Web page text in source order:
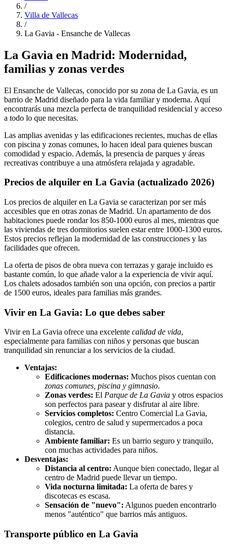
/
Villa de Vallecas
/
La Gavia - Ensanche de Vallecas
La Gavia en Madrid: Modernidad,
familias y zonas verdes
El Ensanche de Vallecas, conocido por su zona de La Gavia, es un
barrio de Madrid diseñado para la vida familiar y moderna. Aquí
encontrarás una mezcla perfecta de tranquilidad residencial y acceso
a todo lo que necesitas.
Las amplias avenidas y las edificaciones recientes, muchas de ellas
con piscina y zonas comunes, lo hacen ideal para quienes buscan
comodidad y espacio. Además, la presencia de parques y áreas
recreativas contribuye a una atmósfera relajada y agradable.
Precios de alquiler en La Gavia (actualizado 2026)
Los precios de alquiler en La Gavia se caracterizan por ser más
accesibles que en otras zonas de Madrid. Un apartamento de dos
habitaciones puede rondar los 850-1000 euros al mes, mientras que
las viviendas de tres dormitorios suelen estar entre 1000-1300 euros.
Estos precios reflejan la modernidad de las construcciones y las
facilidades que ofrecen.
La oferta de pisos de obra nueva con terrazas y garaje incluido es
bastante común, lo que añade valor a la experiencia de vivir aquí.
Los chalets adosados también son una opción, con precios a partir
de 1500 euros, ideales para familias más grandes.
Vivir en La Gavia: Lo que debes saber
Vivir en La Gavia ofrece una excelente calidad de vida,
especialmente para familias con niños y personas que buscan
tranquilidad sin renunciar a los servicios de la ciudad.
Ventajas:
Edificaciones modernas: Muchos pisos cuentan con
zonas comunes, piscina y gimnasio.
Zonas verdes: El Parque de La Gavia y otros espacios
son perfectos para pasear y disfrutar al aire libre.
Servicios completos: Centro Comercial La Gavia,
colegios, centro de salud y supermercados a poca
distancia.
Ambiente familiar: Es un barrio seguro y tranquilo,
con muchas actividades para niños.
Desventajas:
Distancia al centro: Aunque bien conectado, llegar al
centro de Madrid puede llevar un tiempo.
Vida nocturna limitada: La oferta de bares y
discotecas es escasa.
Sensación de "nuevo": Algunos pueden encontrarlo
menos "auténtico" que barrios más antiguos.
Transporte público en La Gavia